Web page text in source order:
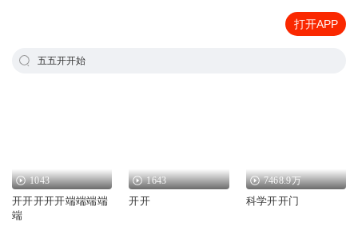
打开APP
五五开开始
1043
开开开开开端端端端
端
1643
开开
7468.9万
科学开开门